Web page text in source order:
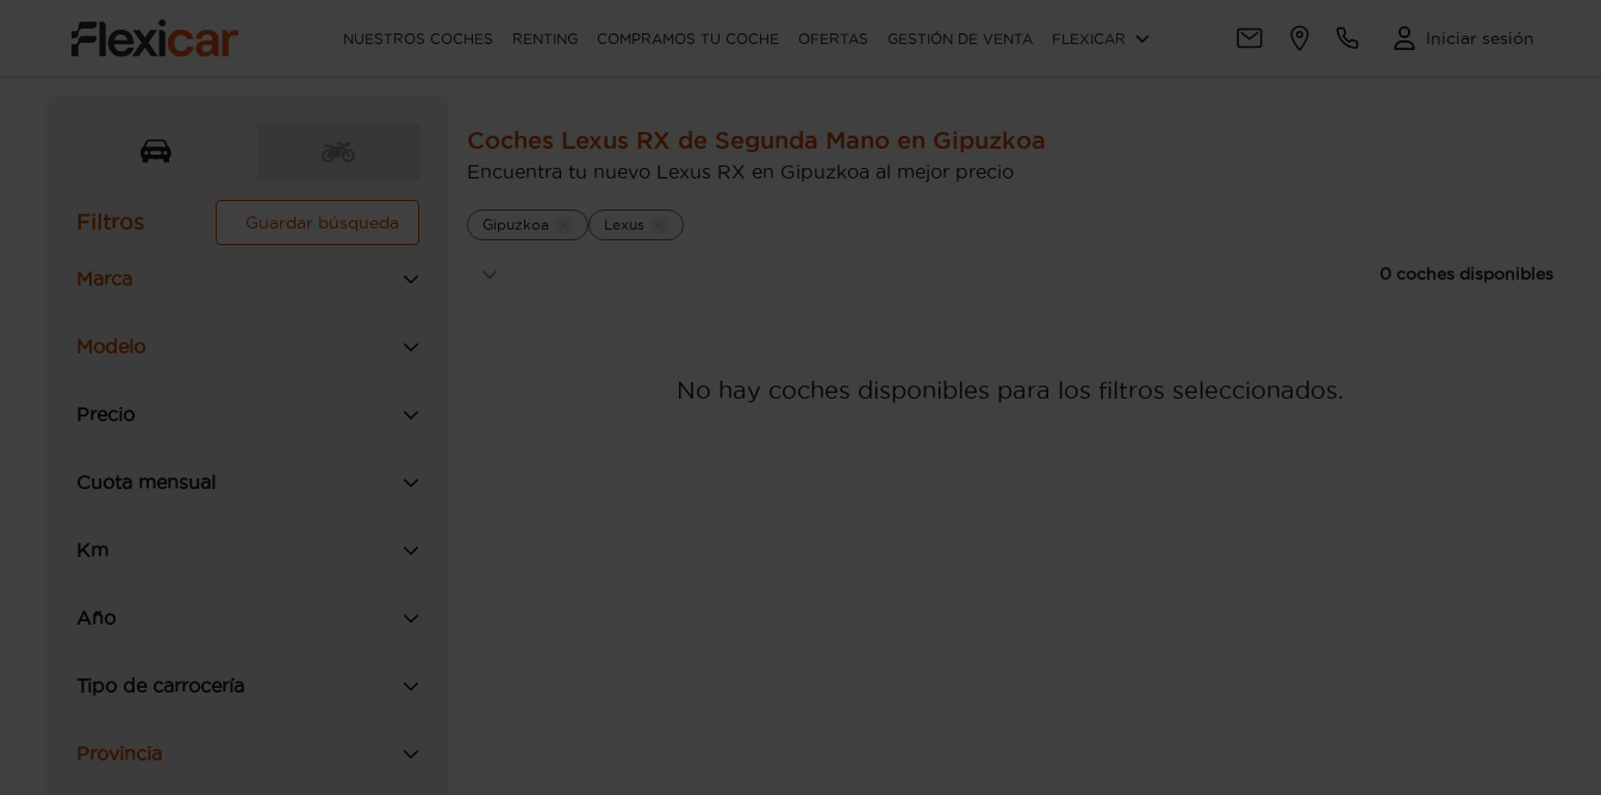
NUESTROS COCHES RENTING COMPRAMOS TU COCHE OFERTAS GESTIÓN DE VENTA FLEXICAR Iniciar sesión
Filtros Guardar búsqueda
Marca
Modelo
Precio
Cuota mensual
Km
Año
Tipo de carrocería
Provincia
Coches Lexus RX de Segunda Mano en Gipuzkoa
Encuentra tu nuevo Lexus RX en Gipuzkoa al mejor precio
Gipuzkoa Lexus
0 coches disponibles
No hay coches disponibles para los filtros seleccionados.